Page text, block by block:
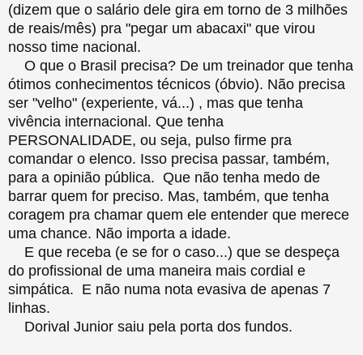
(dizem que o salário dele gira em torno de 3 milhões
de reais/mês) pra "pegar um abacaxi" que virou
nosso time nacional.
O que o Brasil precisa? De um treinador que tenha
ótimos conhecimentos técnicos (óbvio). Não precisa
ser "velho" (experiente, vá...) , mas que tenha
vivência internacional. Que tenha
PERSONALIDADE, ou seja, pulso firme pra
comandar o elenco. Isso precisa passar, também,
para a opinião pública. Que não tenha medo de
barrar quem for preciso. Mas, também, que tenha
coragem pra chamar quem ele entender que merece
uma chance. Não importa a idade.
E que receba (e se for o caso...) que se despeça
do profissional de uma maneira mais cordial e
simpática. E não numa nota evasiva de apenas 7
linhas.
Dorival Junior saiu pela porta dos fundos.